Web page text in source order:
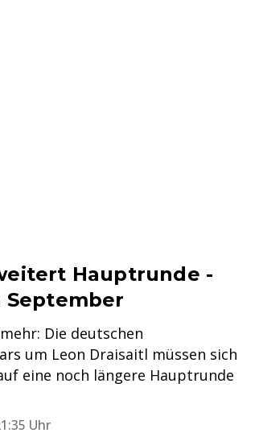
Hauptrunde -
September
Die deutschen
um Leon Draisaitl müssen sich
eine noch längere Hauptrunde
Uhr